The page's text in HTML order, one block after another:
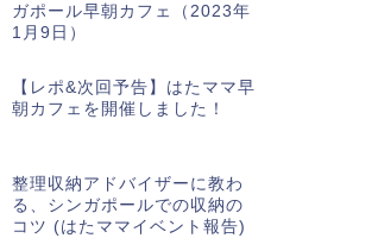
ガポール早朝カフェ（2023年
1月9日）
【レポ&次回予告】はたママ早
朝カフェを開催しました！
整理収納アドバイザーに教わ
る、シンガポールでの収納の
コツ (はたママイベント報告)